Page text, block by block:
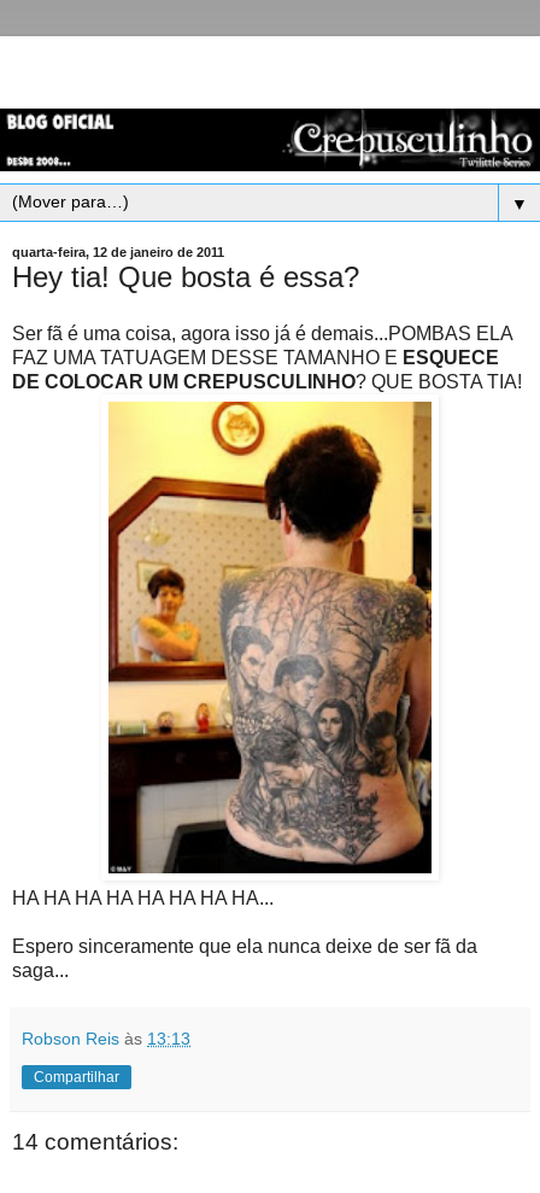
▼
quarta-feira, 12 de janeiro de 2011
Hey tia! Que bosta é essa?
Ser fã é uma coisa, agora isso já é demais...POMBAS ELA
FAZ UMA TATUAGEM DESSE TAMANHO E ESQUECE
DE COLOCAR UM CREPUSCULINHO? QUE BOSTA TIA!
HA HA HA HA HA HA HA HA...
Espero sinceramente que ela nunca deixe de ser fã da
saga...
Robson Reis às 13:13
Compartilhar
14 comentários: